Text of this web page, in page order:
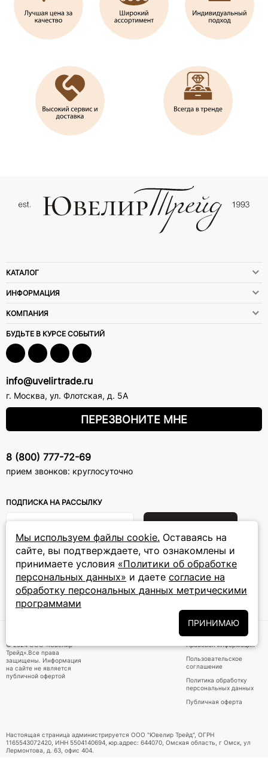
Мы используем файлы cookie. Оставаясь на
сайте, вы подтверждаете, что ознакомлены и
принимаете условия «Политики об обработке
персональных данных» и даете согласие на
обработку персональных данных метрическими
программами
ПРИНИМАЮ
КАТАЛОГ
ИНФОРМАЦИЯ
КОМПАНИЯ
БУДЬТЕ В КУРСЕ СОБЫТИЙ
info@uvelirtrade.ru
г. Москва, ул. Флотская, д. 5А
ПЕРЕЗВОНИТЕ МНЕ
8 (800) 777-72-69
прием звонков: круглосуточно
ПОДПИСКА НА РАССЫЛКУ
Подписываясь на рассылку, вы соглашаетесь с условиямиПолитики
обработки персональных данных и даёте своё согласие на их
обработку
ПРИНИМАЕМ К ОПЛАТЕ
© 2024 ООО «Ювелир
Трейд».Все права
защищены. Информация
на сайте не является
публичной офертой
Правовая информация
Пользовательское
соглашение
Политика обработку
персональных данных
Публичная оферта
Настоящая страница администрируется ООО "Ювелир Трейд", ОГРН
1165543072420, ИНН 5504140694, юр.адрес: 644070, Омская область, г Омск, ул
Лермонтова, д. 63, офис 404.